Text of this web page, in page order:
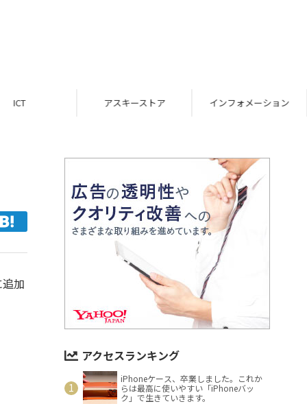
ICT アスキーストア インフォメーション
加
アクセスランキング
iPhoneケース、卒業しました。これか
らは最高に使いやすい「iPhoneバッ
ク」で生きていきます。